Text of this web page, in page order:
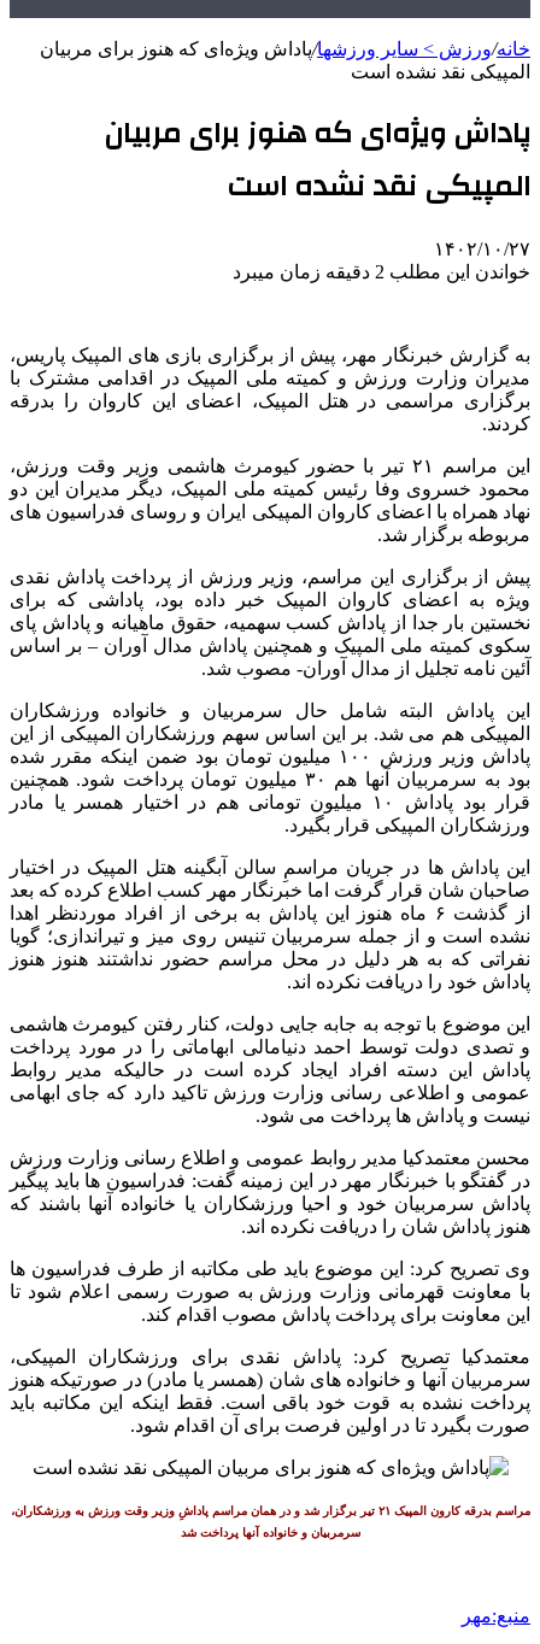
خانه/ورزش > سایر ورزشها/پاداش ویژه‌ای که هنوز برای مربیان
المپیکی نقد نشده است
پاداش ویژه‌ای که هنوز برای مربیان
المپیکی نقد نشده است
۱۴۰۲/۱۰/۲۷
خواندن این مطلب 2 دقیقه زمان میبرد
به گزارش خبرنگار مهر، پیش از برگزاری بازی های المپیک پاریس،
مدیران وزارت ورزش و کمیته ملی المپیک در اقدامی مشترک با
برگزاری مراسمی در هتل المپیک، اعضای این کاروان را بدرقه
کردند.
این مراسم ۲۱ تیر با حضور کیومرث هاشمی وزیر وقت ورزش،
محمود خسروی وفا رئیس کمیته ملی المپیک، دیگر مدیران این دو
نهاد همراه با اعضای کاروان المپیکی ایران و روسای فدراسیون های
مربوطه برگزار شد.
پیش از برگزاری این مراسم، وزیر ورزش از پرداخت پاداش نقدی
ویژه به اعضای کاروان المپیک خبر داده بود، پاداشی که برای
نخستین بار جدا از پاداش کسب سهمیه، حقوق ماهیانه و پاداش پای
سکوی کمیته ملی المپیک و همچنین پاداش مدال آوران – بر اساس
آئین نامه تجلیل از مدال آوران- مصوب شد.
این پاداش البته شامل حال سرمربیان و خانواده ورزشکاران
المپیکی هم می شد. بر این اساس سهم ورزشکاران المپیکی از این
پاداش وزیر ورزش ۱۰۰ میلیون تومان بود ضمن اینکه مقرر شده
بود به سرمربیان آنها هم ۳۰ میلیون تومان پرداخت شود. همچنین
قرار بود پاداش ۱۰ میلیون تومانی هم در اختیار همسر یا مادر
ورزشکاران المپیکی قرار بگیرد.
این پاداش ها در جریان مراسمِ سالن آبگینه هتل المپیک در اختیار
صاحبان شان قرار گرفت اما خبرنگار مهر کسب اطلاع کرده که بعد
از گذشت ۶ ماه هنوز این پاداش به برخی از افراد موردنظر اهدا
نشده است و از جمله سرمربیان تنیس روی میز و تیراندازی؛ گویا
نفراتی که به هر دلیل در محل مراسم حضور نداشتند هنوز هنوز
پاداش خود را دریافت نکرده اند.
این موضوع با توجه به جابه جایی دولت، کنار رفتن کیومرث هاشمی
و تصدی دولت توسط احمد دنیامالی ابهاماتی را در مورد پرداخت
پاداش این دسته افراد ایجاد کرده است در حالیکه مدیر روابط
عمومی و اطلاعی رسانی وزارت ورزش تاکید دارد که جای ابهامی
نیست و پاداش ها پرداخت می شود.
محسن معتمدکیا مدیر روابط عمومی و اطلاع رسانی وزارت ورزش
در گفتگو با خبرنگار مهر در این زمینه گفت: فدراسیون ها باید پیگیر
پاداش سرمربیان خود و احیا ورزشکاران یا خانواده آنها باشند که
هنوز پاداش شان را دریافت نکرده اند.
وی تصریح کرد: این موضوع باید طی مکاتبه از طرف فدراسیون ها
با معاونت قهرمانی وزارت ورزش به صورت رسمی اعلام شود تا
این معاونت برای پرداخت پاداش مصوب اقدام کند.
معتمدکیا تصریح کرد: پاداش نقدی برای ورزشکاران المپیکی،
سرمربیان آنها و خانواده های شان (همسر یا مادر) در صورتیکه هنوز
پرداخت نشده به قوت خود باقی است. فقط اینکه این مکاتبه باید
صورت بگیرد تا در اولین فرصت برای آن اقدام شود.
مراسم بدرقه کارون المپیک ۲۱ تیر برگزار شد و در همان مراسم پاداشِ وزیر وقت ورزش به ورزشکاران،
سرمربیان و خانواده آنها پرداخت شد
منبع:مهر